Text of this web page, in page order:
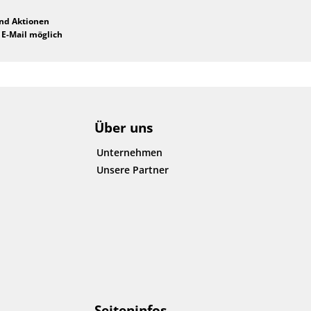
Aktionen
Mail möglich
Über uns
Unternehmen
Unsere Partner